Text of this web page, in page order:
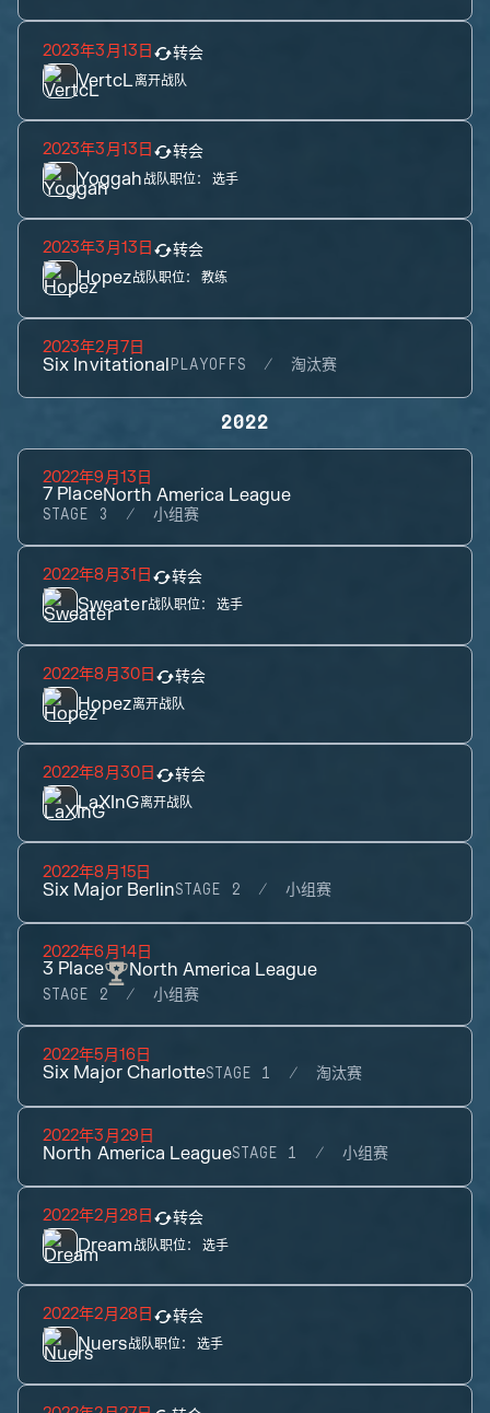
2023年3月13日 转会
VertcL离开战队
2023年3月13日 转会
Yoggah战队职位： 选手
2023年3月13日 转会
Hopez战队职位： 教练
2023年2月7日
Six Invitational PLAYOFFS 淘汰赛
2022
2022年9月13日
7 PlaceNorth America League
STAGE 3 小组赛
2022年8月31日 转会
Sweater战队职位： 选手
2022年8月30日 转会
Hopez离开战队
2022年8月30日 转会
LaXInG离开战队
2022年8月15日
Six Major BerlinSTAGE 2 小组赛
2022年6月14日
3 Place North America League
STAGE 2 小组赛
2022年5月16日
Six Major CharlotteSTAGE 1 淘汰赛
2022年3月29日
North America LeagueSTAGE 1 小组赛
2022年2月28日 转会
Dream战队职位： 选手
2022年2月28日 转会
Nuers战队职位： 选手